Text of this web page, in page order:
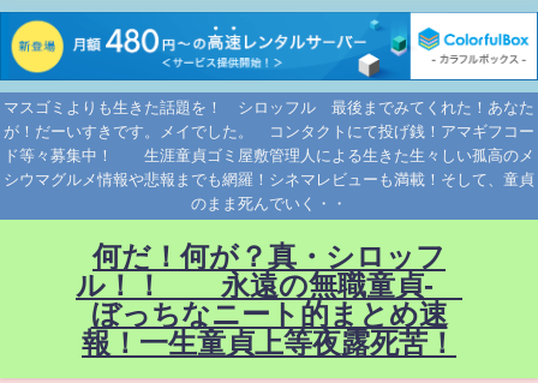
マスゴミよりも生きた話題を！ シロッフル 最後までみてくれた！あなた
が！だーいすきです。メイでした。 コンタクトにて投げ銭！アマギフコー
ド等々募集中！ 生涯童貞ゴミ屋敷管理人による生きた生々しい孤高のメ
シウマグルメ情報や悲報までも網羅！シネマレビューも満載！そして、童貞
のまま死んでいく・・
何だ！何が？真・シロッフ
ル！！ 永遠の無職童貞-
ぼっちなニート的まとめ速
報！一生童貞上等夜露死苦！